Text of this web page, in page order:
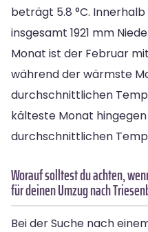
beträgt 5.8 °C.
insgesamt 1921 mm
Monat ist der Februar
während der wärmste
durchschnittlichen
kälteste Monat
durchschnittlichen
Worauf solltest du achten,
für deinen Umzug nach
Bei der Suche nach